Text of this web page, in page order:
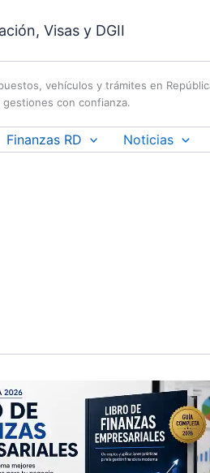
Visas y DGII
vehículos y trámites en
con confianza.
Finanzas RD Noticias